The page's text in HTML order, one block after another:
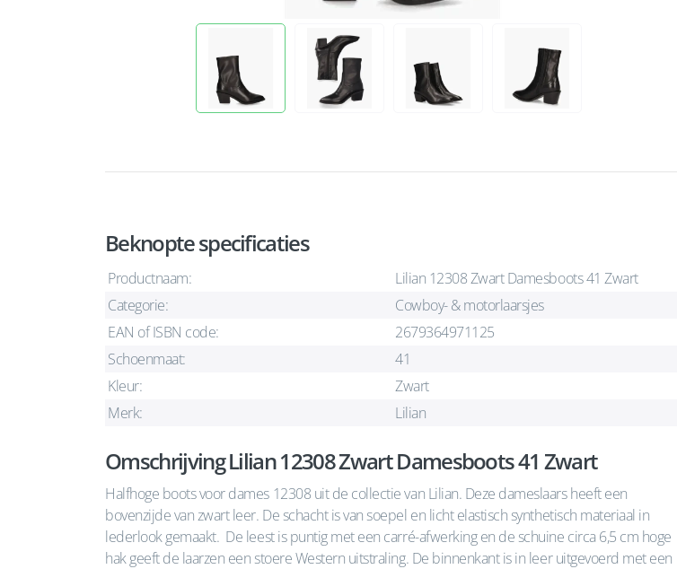
Beknopte specificaties
Productnaam:
Lilian 12308 Zwart Damesboots 41 Zwart
Categorie:
Cowboy- & motorlaarsjes
EAN of ISBN code:
2679364971125
Schoenmaat:
41
Kleur:
Zwart
Merk:
Lilian
Omschrijving Lilian 12308 Zwart Damesboots 41 Zwart
Halfhoge boots voor dames 12308 uit de collectie van Lilian. Deze dameslaars heeft een
bovenzijde van zwart leer. De schacht is van soepel en licht elastisch synthetisch materiaal in
lederlook gemaakt. De leest is puntig met een carré-afwerking en de schuine circa 6,5 cm hoge
hak geeft de laarzen een stoere Western uitstraling. De binnenkant is in leer uitgevoerd met een